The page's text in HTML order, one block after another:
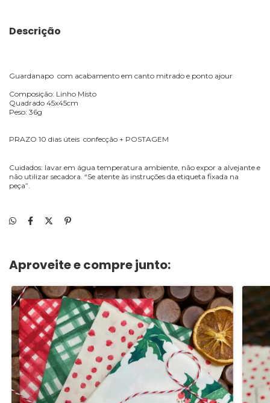
Descrição
Guardanapo com acabamento em canto mitrado e ponto ajour
Composição: Linho Misto
Quadrado 45x45cm
Peso: 36g
PRAZO 10 dias úteis confecção + POSTAGEM
Cuidados: lavar em água temperatura ambiente, não expor a alvejante e
não utilizar secadora. “Se atente às instruções da etiqueta fixada na
peça”.
Aproveite e compre junto: